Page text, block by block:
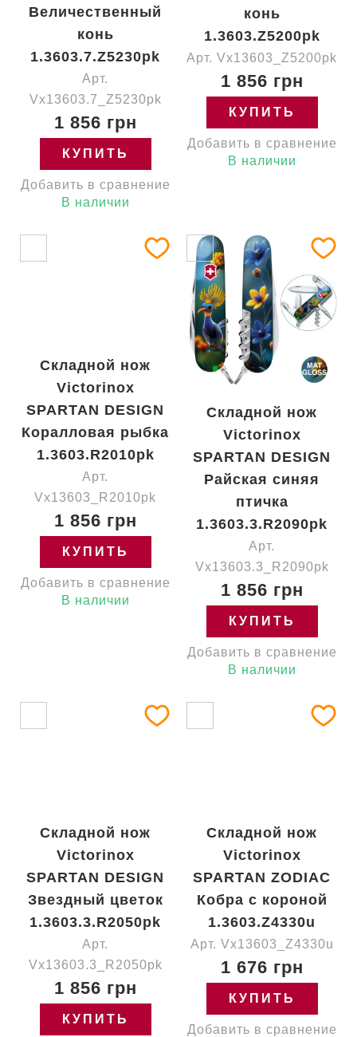
Величественный
конь
1.3603.7.Z5230pk
Арт.
Vx13603.7_Z5230pk
1 856 грн
КУПИТЬ
Добавить в сравнение
В наличии
конь
1.3603.Z5200pk
Арт. Vx13603_Z5200pk
1 856 грн
КУПИТЬ
Добавить в сравнение
В наличии
Складной нож
Victorinox
SPARTAN DESIGN
Коралловая рыбка
1.3603.R2010pk
Арт.
Vx13603_R2010pk
1 856 грн
КУПИТЬ
Добавить в сравнение
В наличии
Складной нож
Victorinox
SPARTAN DESIGN
Райская синяя
птичка
1.3603.3.R2090pk
Арт.
Vx13603.3_R2090pk
1 856 грн
КУПИТЬ
Добавить в сравнение
В наличии
Складной нож
Victorinox
SPARTAN DESIGN
Звездный цветок
1.3603.3.R2050pk
Арт.
Vx13603.3_R2050pk
1 856 грн
КУПИТЬ
Складной нож
Victorinox
SPARTAN ZODIAC
Кобра с короной
1.3603.Z4330u
Арт. Vx13603_Z4330u
1 676 грн
КУПИТЬ
Добавить в сравнение